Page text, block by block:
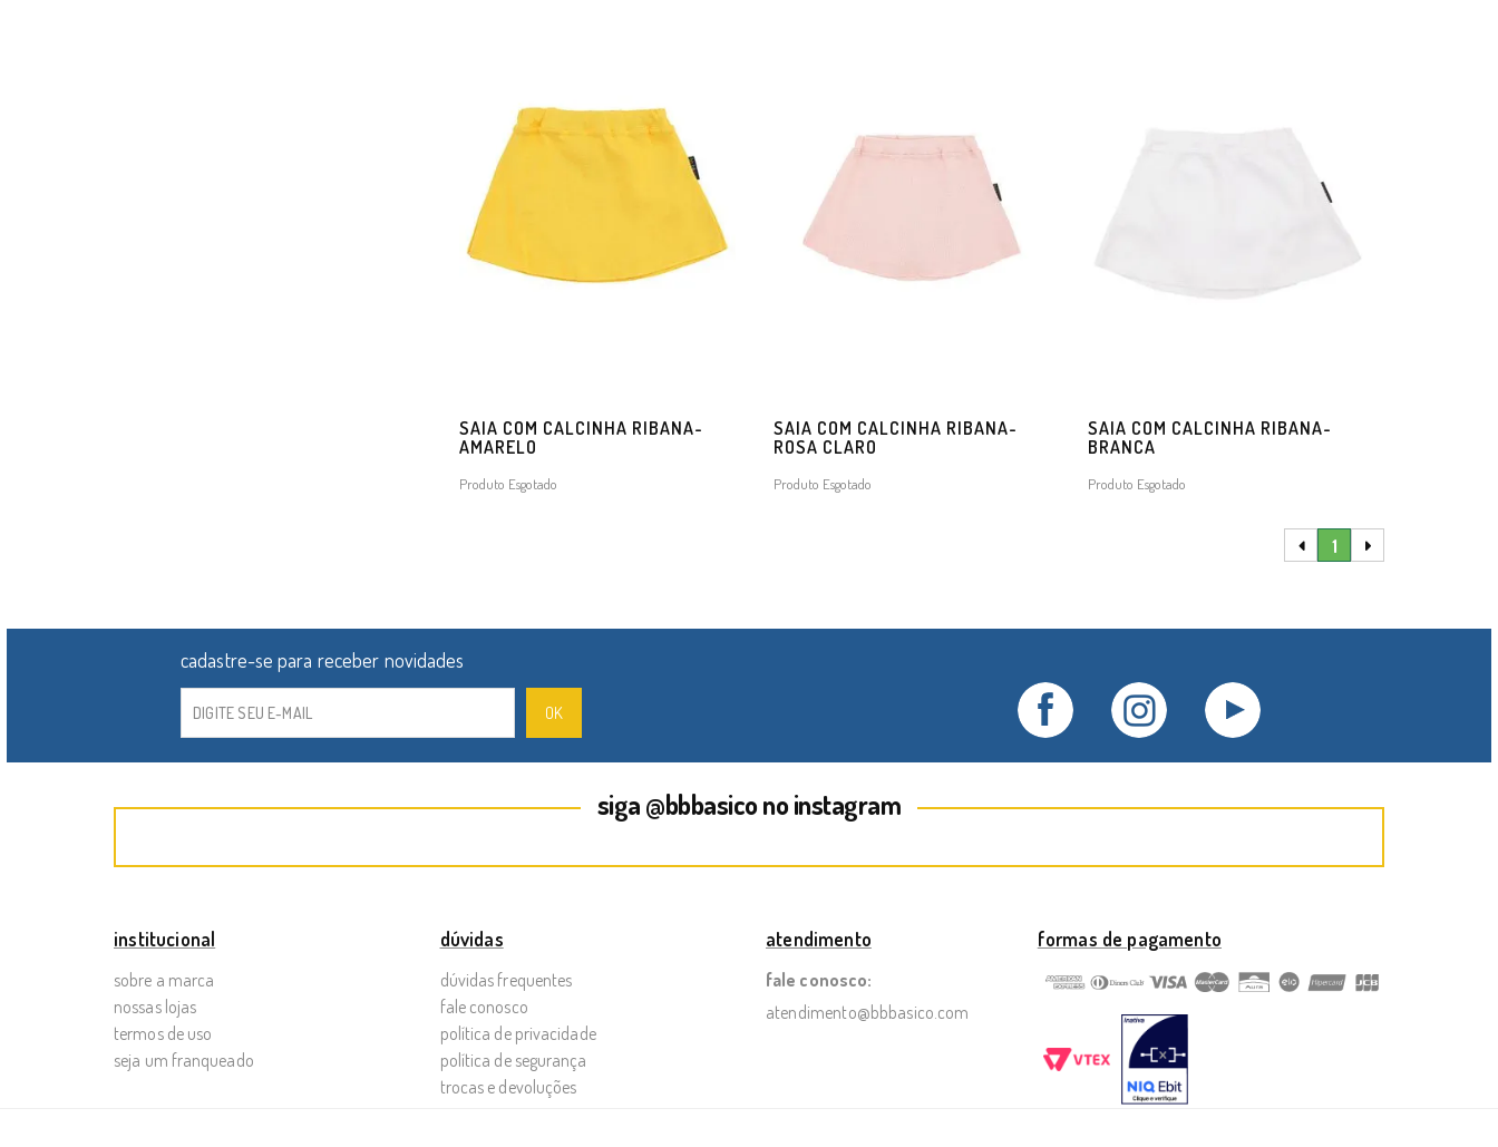
SAIA COM CALCINHA RIBANA-
AMARELO
Produto Esgotado
SAIA COM CALCINHA RIBANA-
ROSA CLARO
Produto Esgotado
SAIA COM CALCINHA RIBANA-
BRANCA
Produto Esgotado
1
siga @bbbasico no instagram
institucional
sobre a marca
nossas lojas
termos de uso
seja um franqueado
dúvidas
dúvidas frequentes
fale conosco
política de privacidade
política de segurança
trocas e devoluções
atendimento
fale conosco:
atendimento@bbbasico.com
formas de pagamento